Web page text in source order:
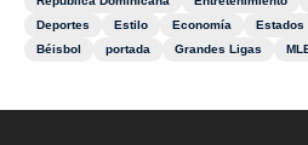
Deportes
Estilo Economía Estados
Béisbol
portada Grandes Ligas